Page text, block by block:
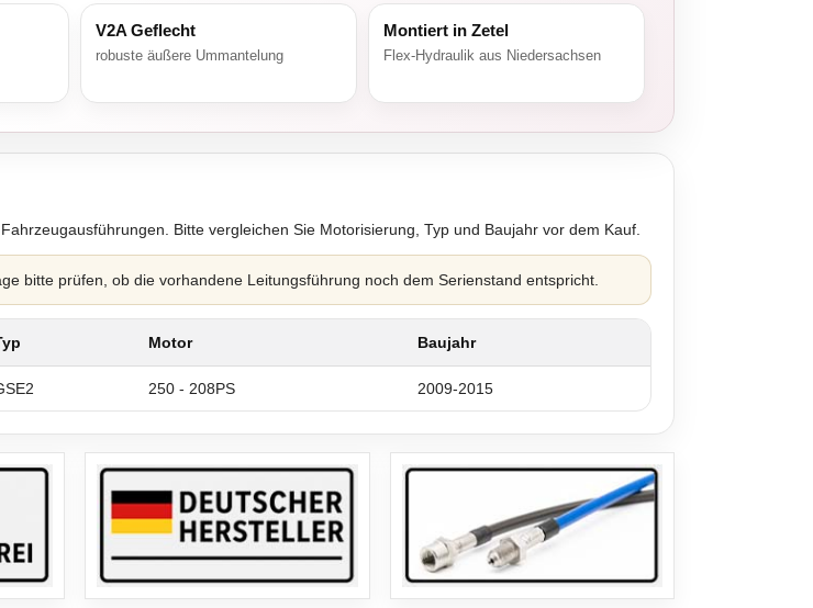
V2A Geflecht
robuste äußere Ummantelung
Montiert in Zetel
Flex-Hydraulik aus Niedersachsen
Bitte vergleichen Sie Motorisierung, Typ und Baujahr vor dem Kauf.
bitte prüfen, ob die vorhandene Leitungsführung noch dem Serienstand entspricht.
Motor Baujahr
250 - 208PS 2009-2015